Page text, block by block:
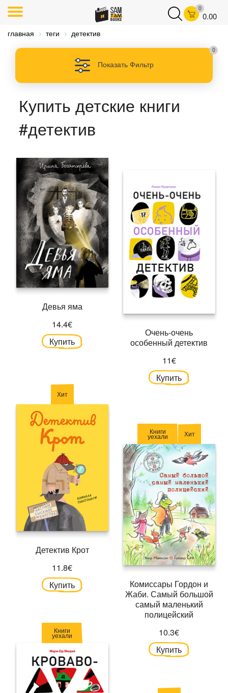
0
0.00
главная теги детектив
Показать Фильтр
0
Купить детские книги
#детектив
Девья яма
14.4€
Купить
Очень-очень
особенный детектив
11€
Купить
Хит
Детектив Крот
11.8€
Купить
Книги
уехали Хит
Комиссары Гордон и
Жаби. Самый большой
самый маленький
полицейский
10.3€
Купить
Книги
уехали